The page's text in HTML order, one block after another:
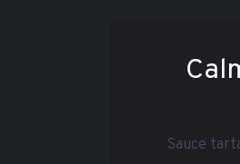
Sauce